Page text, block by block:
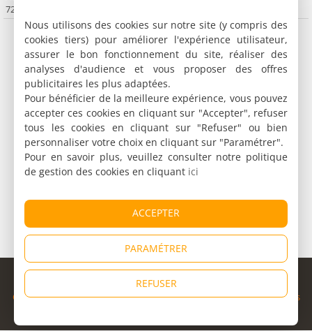
72320 Vibraye
© Copyright 1998 - 2026
Cybevasion|Mentions légales|Confidentialité|CGU|Informations
Nous utilisons des cookies sur notre site (y compris des
cookies tiers) pour améliorer l'expérience utilisateur,
assurer le bon fonctionnement du site, réaliser des
analyses d'audience et vous proposer des offres
publicitaires les plus adaptées.
Pour bénéficier de la meilleure expérience, vous pouvez
accepter ces cookies en cliquant sur "Accepter", refuser
tous les cookies en cliquant sur "Refuser" ou bien
personnaliser votre choix en cliquant sur "Paramétrer".
Pour en savoir plus, veuillez consulter notre politique
de gestion des cookies en cliquant ici
ACCEPTER
PARAMÉTRER
REFUSER